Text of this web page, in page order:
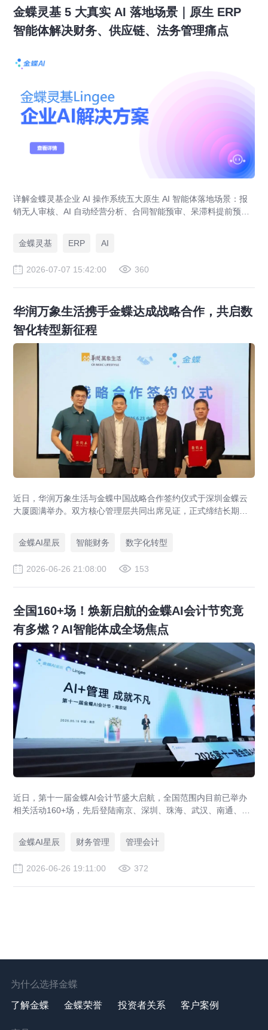
金蝶灵基 5 大真实 AI 落地场景｜原生 ERP
智能体解决财务、供应链、法务管理痛点
详解金蝶灵基企业 AI 操作系统五大原生 AI 智能体落地场景：报
销无人审核、AI 自动经营分析、合同智能预审、呆滞料提前预
金蝶灵基
ERP AI
2026-07-07 15:42:00 360
华润万象生活携手金蝶达成战略合作，共启数
智化转型新征程
近日，华润万象生活与金蝶中国战略合作签约仪式于深圳金蝶云
大厦圆满举办。双方核心管理层共同出席见证，正式缔结长期战
佳实践和世界一流财务管理体系。
金蝶AI星辰 智能财务 数字化转型
2026-06-26 21:08:00 153
全国160+场！焕新启航的金蝶AI会计节究竟
有多燃？AI智能体成全场焦点
近日，第十一届金蝶AI会计节盛大启航，全国范围内目前已举办
相关活动160+场，先后登陆南京、深圳、珠海、武汉、南通、长
跃到场，全网直播观看量突破10万+。各站活动吸引党央媒、省市
官媒、财经科技媒体等20+家权威媒体直击盛况，相关报道总阅读
金蝶AI星辰 财务管理 管理会计
2026-06-26 19:11:00 372
为什么选择金蝶
了解金蝶 金蝶荣誉 投资者关系 客户案例